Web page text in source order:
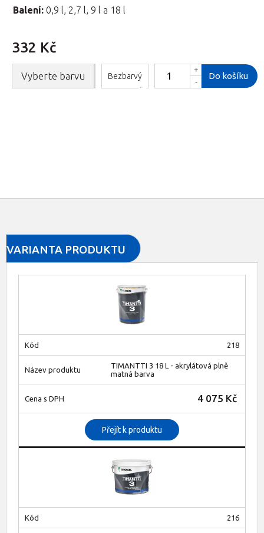
Balení: 0,9 l, 2,7 l, 9 l a 18 l
332 Kč
Vyberte barvu Bezbarvý
+
-
Do košíku
VARIANTA PRODUKTU
218
TIMANTTI 3 18 L - akrylátová plně
matná barva
4 075 Kč
Přejít k produktu
216